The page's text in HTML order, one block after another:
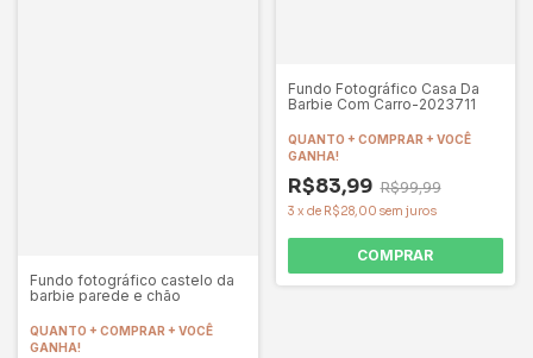
Fundo fotográfico castelo da
barbie parede e chão
QUANTO + COMPRAR + VOCÊ
GANHA!
Fundo Fotográfico Casa Da
Barbie Com Carro-2023711
QUANTO + COMPRAR + VOCÊ
GANHA!
R$83,99 R$99,99
3 x de R$28,00 sem juros
COMPRAR